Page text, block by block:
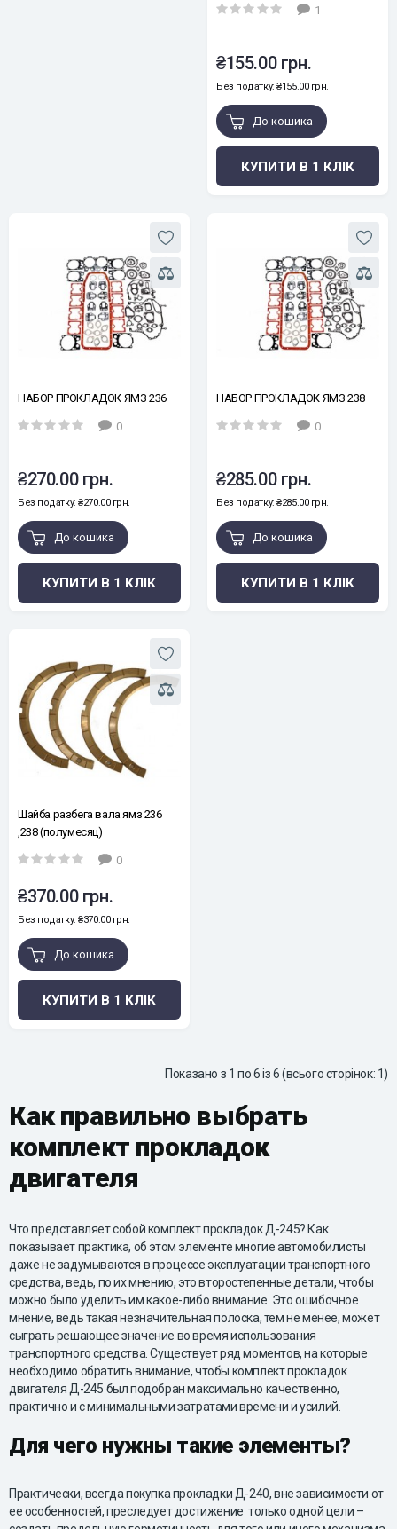
1
₴155.00 грн.
Без податку: ₴155.00 грн.
До кошика
КУПИТИ В 1 КЛІК
НАБОР ПРОКЛАДОК ЯМЗ 236
0
₴270.00 грн.
Без податку: ₴270.00 грн.
До кошика
КУПИТИ В 1 КЛІК
НАБОР ПРОКЛАДОК ЯМЗ 238
0
₴285.00 грн.
Без податку: ₴285.00 грн.
До кошика
КУПИТИ В 1 КЛІК
Шайба разбега вала ямз 236
,238 (полумесяц)
0
₴370.00 грн.
Без податку: ₴370.00 грн.
До кошика
КУПИТИ В 1 КЛІК
Показано з 1 по 6 із 6 (всього сторінок: 1)
Как правильно выбрать
комплект прокладок
двигателя
Что представляет собой комплект прокладок Д-245? Как
показывает практика, об этом элементе многие автомобилисты
даже не задумываются в процессе эксплуатации транспортного
средства, ведь, по их мнению, это второстепенные детали, чтобы
можно было уделить им какое-либо внимание. Это ошибочное
мнение, ведь такая незначительная полоска, тем не менее, может
сыграть решающее значение во время использования
транспортного средства. Существует ряд моментов, на которые
необходимо обратить внимание, чтобы комплект прокладок
двигателя Д-245 был подобран максимально качественно,
практично и с минимальными затратами времени и усилий.
Для чего нужны такие элементы?
Практически, всегда покупка прокладки Д-240, вне зависимости от
ее особенностей, преследует достижение только одной цели –